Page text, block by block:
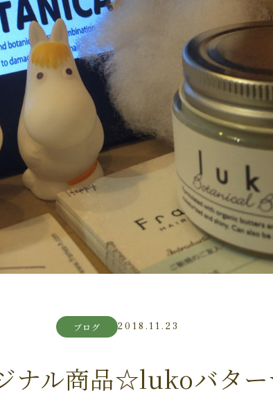
ブログ 2018.11.23
ナル商品☆lukoバタ